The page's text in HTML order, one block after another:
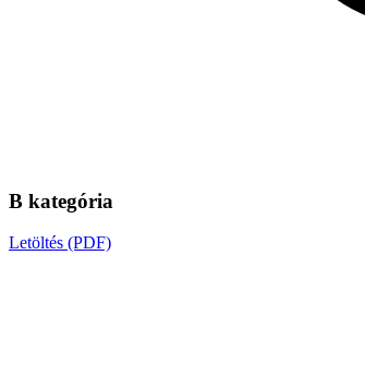
B kategória
Letöltés (PDF)